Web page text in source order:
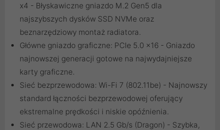
x4 - Błyskawiczne gniazdo M.2 Gen5 dla
najszybszych dysków SSD NVMe oraz
beznarzędziowy montaż radiatora.
Główne gniazdo graficzne: PCIe 5.0 x16 - Gniazdo
najnowszej generacji gotowe na najwydajniejsze
karty graficzne.
Sieć bezprzewodowa: Wi-Fi 7 (802.11be) - Najnowszy
standard łączności bezprzewodowej oferujący
ekstremalne prędkości i niskie opóźnienia.
Sieć przewodowa: LAN 2.5 Gb/s (Dragon) - Szybka,